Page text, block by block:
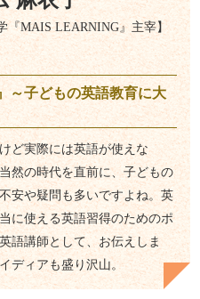
『MAIS LEARNING』主宰】
～子どもの英語教育に大
ど実際には英語が使えな
然の時代を直前に、子どもの
安や疑問も多いですよね。英
に使える英語習得のためのポ
語講師として、お伝えしま
ディアも盛り沢山。